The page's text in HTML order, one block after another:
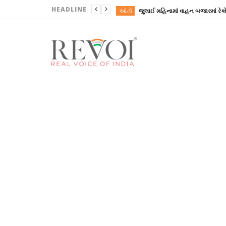
HEADLINE ઓટો
ગુજરાતી
ગુજરાતી